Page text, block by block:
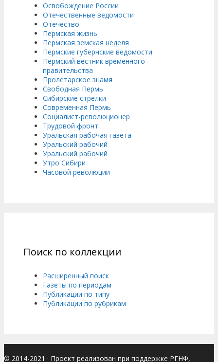
Освобождение России
Отечественные ведомости
Отечество
Пермская жизнь
Пермская земская неделя
Пермские губернские ведомости
Пермский вестник временного
правительства
Пролетарское знамя
Свободная Пермь
Сибирские стрелки
Современная Пермь
Социалист-революционер
Трудовой фронт
Уральская рабочая газета
Уральский рабочий
Уральский рабочий
Утро Сибири
Часовой революции
Поиск по коллекции
Расширенный поиск
Газеты по периодам
Публикации по типу
Публикации по рубрикам
© 2014-2021 · Проект реализован при поддержке РГНФ,